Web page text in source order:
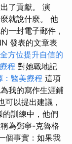
了貢獻。 演
就說什麼。 他
一封電子郵件，
發表的文章表
全方位提升自信的
程 對她戰地記
：醫美療程 這項
我的寫作生涯鋪
可以提出建議，
訓練中，他們
為鄧寧-克魯格
個事實：如果我